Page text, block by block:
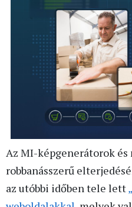
Az MI-képgenerátorok és
robbanásszerű
az utóbbi időben tele lett